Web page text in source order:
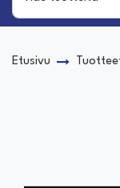
Etusivu